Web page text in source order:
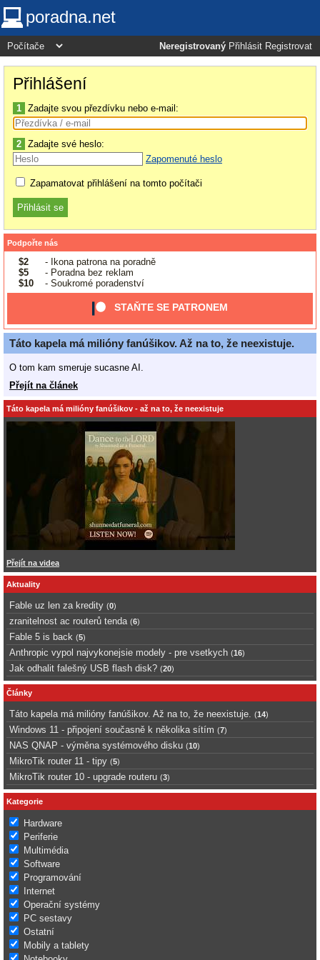
poradna.net
Neregistrovaný Přihlásit Registrovat
Přihlášení
1 Zadajte svou přezdívku nebo e-mail:
2 Zadajte své heslo:
Zapomenuté heslo
Zapamatovat přihlášení na tomto počítači
Podpořte nás
$2
- Ikona patrona na poradně
$5
- Poradna bez reklam
$10
- Soukromé poradenství
STAŇTE SE PATRONEM
Táto kapela má milióny fanúšikov. Až na to, že neexistuje.
O tom kam smeruje sucasne AI.
Přejít na článek
Táto kapela má milióny fanúšikov - až na to, že neexistuje
Přejít na videa
Aktuality
Fable uz len za kredity (0)
zranitelnost ac routerů tenda (6)
Fable 5 is back (5)
Anthropic vypol najvykonejsie modely - pre vsetkych (16)
Jak odhalit falešný USB flash disk? (20)
Články
Táto kapela má milióny fanúšikov. Až na to, že neexistuje. (14)
Windows 11 - připojení současně k několika sítím (7)
NAS QNAP - výměna systémového disku (10)
MikroTik router 11 - tipy (5)
MikroTik router 10 - upgrade routeru (3)
Kategorie
Hardware
Periferie
Multimédia
Software
Programování
Internet
Operační systémy
PC sestavy
Ostatní
Mobily a tablety